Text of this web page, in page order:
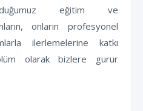
eğitim ve
onların profesyonel
ilerlemelerine katkı
olarak bizlere gurur